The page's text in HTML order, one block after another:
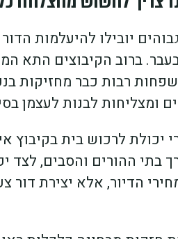
יובילו להיעלמות
ברוב הקיבוצים התא
רבות כבר מחזיקות
ומצליחות לבנות לעצמן
יכולת לרכוש בית בקיבוץ
בתי ההורים והסבים, לצד
הדיור, אלא יצירת דור